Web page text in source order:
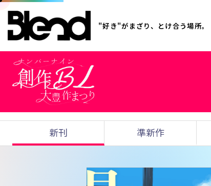
"好き"がまざり、とけ合う場所。
新刊 準新作